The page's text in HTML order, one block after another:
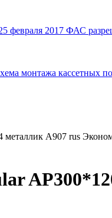
февраля 2017 ФАС
монтажа кассетных
А907 rus